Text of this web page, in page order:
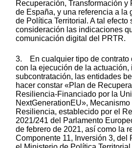
Recuperación, Transformación
de España, y una referencia a la
de Política Territorial. A tal efecto
consideración las indicaciones
comunicación digital del PRTR.
3. En cualquier tipo de contrato
con la ejecución de la actuación,
subcontratación, las entidades
hacer constar «Plan de
Resiliencia-Financiado por la
NextGenerationEU»,
Resiliencia, establecido por el
2021/241 del Parlamento
de febrero de 2021, así como la
Componente 11, Inversión 3, del